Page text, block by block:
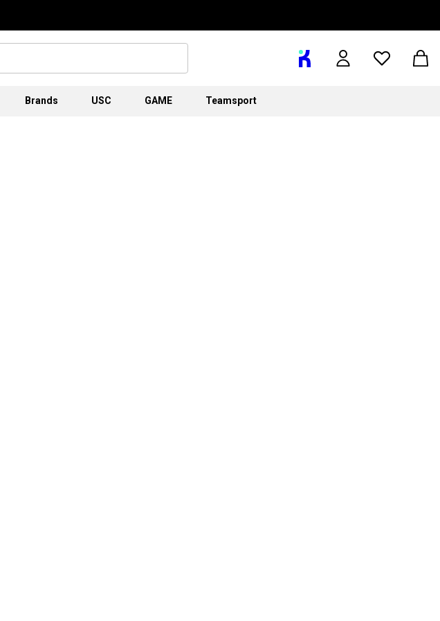
Brands USC GAME Teamsport